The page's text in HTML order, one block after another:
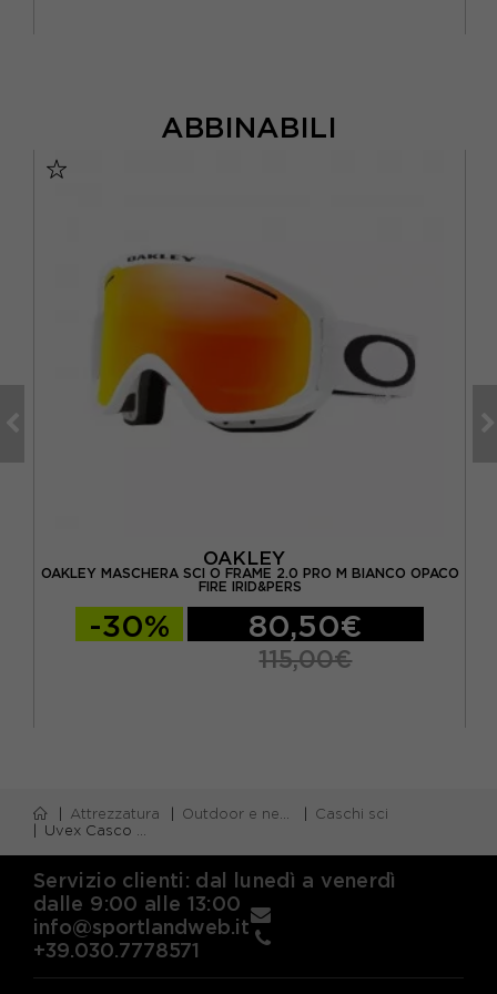
ABBINABILI
OAKLEY
OAKLEY MASCHERA SCI O FRAME 2.0 PRO M BIANCO OPACO
FIRE IRID&PERS
-30% 80,50€
115,00€
Attrezzatura Outdoor e neve
Caschi sci
Uvex Casco Sci Instinct Visor Bianco-Nero Mat Unisex
Servizio clienti: dal lunedì a venerdì
dalle 9:00 alle 13:00
info@sportlandweb.it
+39.030.7778571